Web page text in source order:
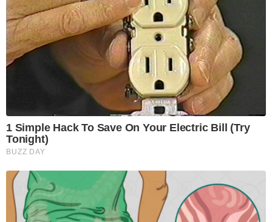
1 Simple Hack To Save On Your Electric Bill (Try
Tonight)
BUZZ DAY